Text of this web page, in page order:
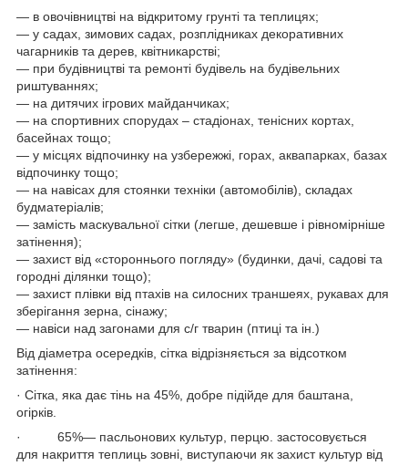
― в овочівництві на відкритому грунті та теплицях;
― у садах, зимових садах, розплідниках декоративних
чагарників та дерев, квітникарстві;
― при будівництві та ремонті будівель на будівельних
риштуваннях;
― на дитячих ігрових майданчиках;
― на спортивних спорудах – стадіонах, тенісних кортах,
басейнах тощо;
― у місцях відпочинку на узбережжі, горах, аквапарках, базах
відпочинку тощо;
― на навісах для стоянки техніки (автомобілів), складах
будматеріалів;
― замість маскувальної сітки (легше, дешевше і рівномірніше
затінення);
― захист від «стороннього погляду» (будинки, дачі, садові та
городні ділянки тощо);
― захист плівки від птахів на силосних траншеях, рукавах для
зберігання зерна, сінажу;
― навіси над загонами для с/г тварин (птиці та ін.)
Від діаметра осередків, сітка відрізняється за відсотком
затінення:
· Сітка, яка дає тінь на 45%, добре підійде для баштана,
огірків.
· 65%— пасльонових культур, перцю. застосовується
для накриття теплиць зовні, виступаючи як захист культур від